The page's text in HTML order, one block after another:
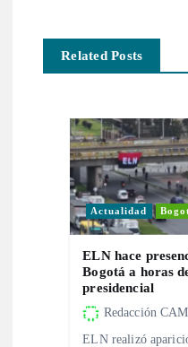
a
c
Related Posts
Actualidad
ELN hace
Bogotá a horas
presidencial
Redacción CAM
ELN realizó